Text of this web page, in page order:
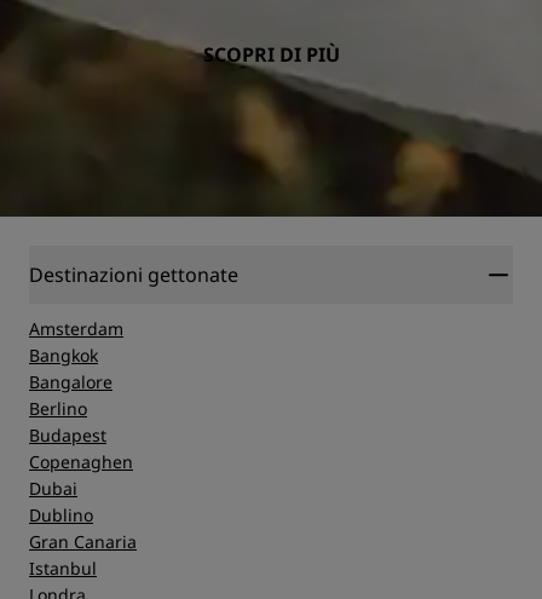
SCOPRI DI PIÙ
Destinazioni gettonate
Amsterdam
Bangkok
Bangalore
Berlino
Budapest
Copenaghen
Dubai
Dublino
Gran Canaria
Istanbul